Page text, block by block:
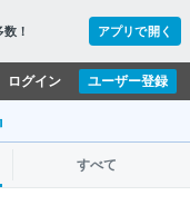
！ アプリで開く
ユーザー登録
ログイン
すべて